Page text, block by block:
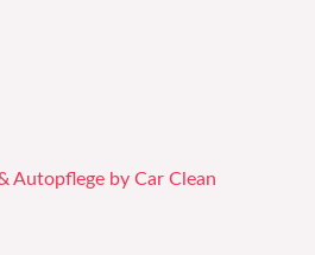
Autopflege by Car Clean